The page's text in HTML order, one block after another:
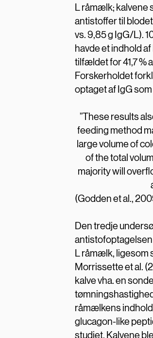
L råmælk; kalvene
antistoffer til
vs. 9,85 g IgG/L).
havde et indhold
tilfældet for 41,7 %
Forskerholdet
optaget af IgG
”These results
feeding method
large volume of
of the total
majority will
(Godden et al.,
Den tredje
L råmælk, ligesom
Morrissette et al.
kalve vha. en
råmælkens
glucagon-like
studiet. Kalvene